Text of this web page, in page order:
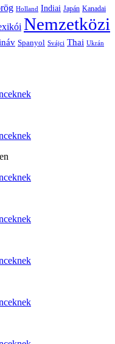
Holland Indiai Japán Kanadai
Nemzetközi
Spanyol Svájci Thai Ukrán